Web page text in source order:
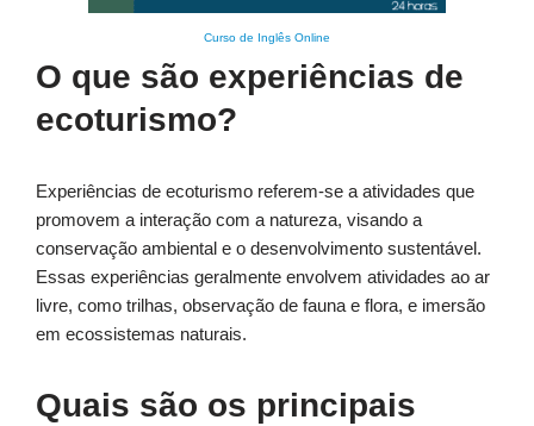
Curso de Inglês Online
O que são experiências de
ecoturismo?
Experiências de ecoturismo referem-se a atividades que
promovem a interação com a natureza, visando a
conservação ambiental e o desenvolvimento sustentável.
Essas experiências geralmente envolvem atividades ao ar
livre, como trilhas, observação de fauna e flora, e imersão
em ecossistemas naturais.
Quais são os principais